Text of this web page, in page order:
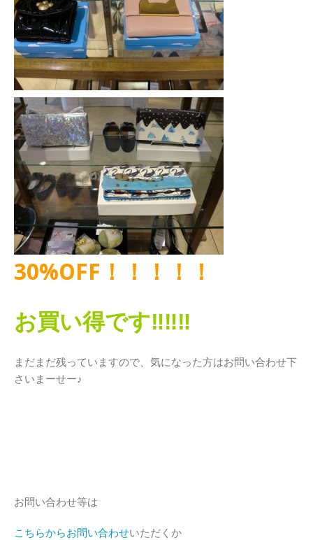
30%OFF！！！！！
お買い得です‼‼‼
まだまだ残っていますので、気になった方はお問い合わせ下
さいまーせー♪
お問い合わせ等は
こちらからお問い合わせいただくか